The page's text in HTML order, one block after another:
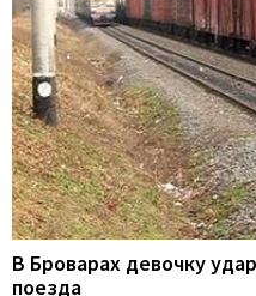
В Броварах девочку
поезда